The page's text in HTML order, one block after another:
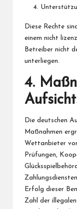
Diese Rechte
einem nicht
Betreiber nicht
unterliegen.
4.
Die deutschen
Maßnahmen
Wettanbieter
Prüfungen,
Erfolg dieser
Zahl der